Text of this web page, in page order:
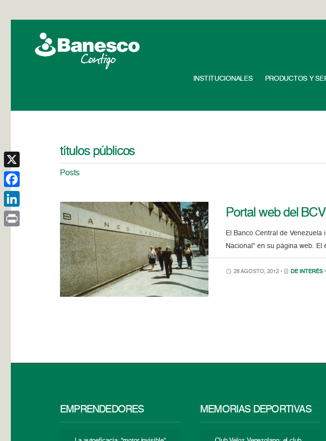
INSTITUCIONALES PRODUCTOS Y
títulos públicos
Posts
Portal web del
El Banco Central de
Nacional” en su página web.
28 AGOSTO, 2012 • DE INTERÉS
EMPRENDEDORES MEMORIAS DEPORTIVAS
X
Facebook
LinkedIn